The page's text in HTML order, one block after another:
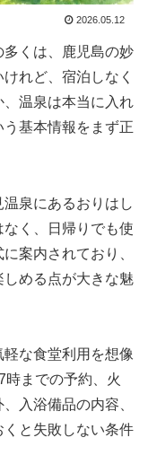
2026.05.12
くは、鹿児島の妙
れど、宿泊しなく
温泉は本当に入れ
基本情報をまず正
泉にあるおりはし
く、日帰りでも使
案内されており、
める点が大きな魅
な食堂利用を想像
までの予約、火
入浴備品の内容、
と失敗しない条件